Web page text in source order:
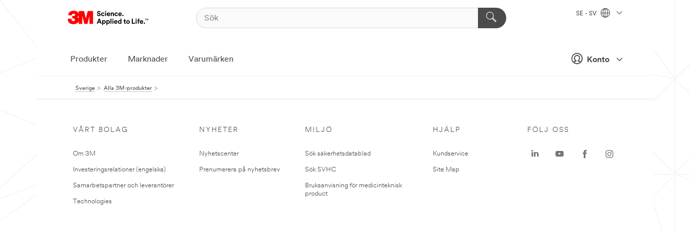
Konto
SE - SV
Produkter Marknader Varumärken
Sverige Alla 3M-produkter
VÅRT BOLAG
Om 3M
Investeringsrelationer (engelska)
Samarbetspartner och leverantörer
Technologies
NYHETER
Nyhetscenter
Prenumerera på nyhetsbrev
MILJÖ
Sök säkerhetsdatablad
Sök SVHC
Bruksanvisning för medicinteknisk
product
HJÄLP
Kundservice
Site Map
FÖLJ OSS